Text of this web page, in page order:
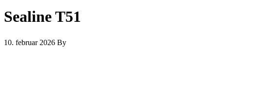
Sealine T51
10. februar 2026 By